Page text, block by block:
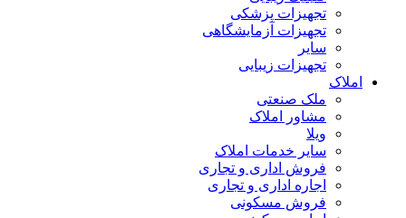
تجهیزات پزشکی
تجهیزات آزمایشگاهی
سایر
تجهیزات زیبایی
املاک
ملک صنعتی
مشاور املاک
ویلا
سایر خدمات املاک
فروش اداری و تجاری
اجاره اداری و تجاری
فروش مسکونی